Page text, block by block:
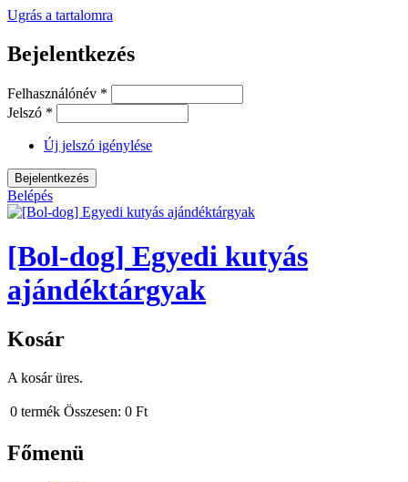
Ugrás a tartalomra
Bejelentkezés
Felhasználónév *
Jelszó *
Új jelszó igénylése
Belépés
[Bol-dog] Egyedi kutyás
ajándéktárgyak
Kosár
A kosár üres.
0 termék Összesen: 0 Ft
Főmenü